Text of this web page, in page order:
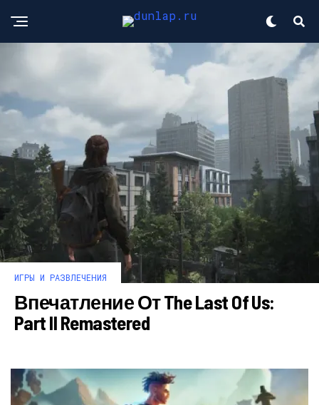
ИГРЫ И РАЗВЛЕЧЕНИЯ
Впечатление От The Last Of Us:
Part II Remastered